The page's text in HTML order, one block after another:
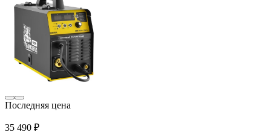
Последняя цена
35 490 ₽